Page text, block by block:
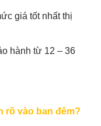
giá tốt nhất thị
hành từ 12 – 36
rõ vào ban đêm?